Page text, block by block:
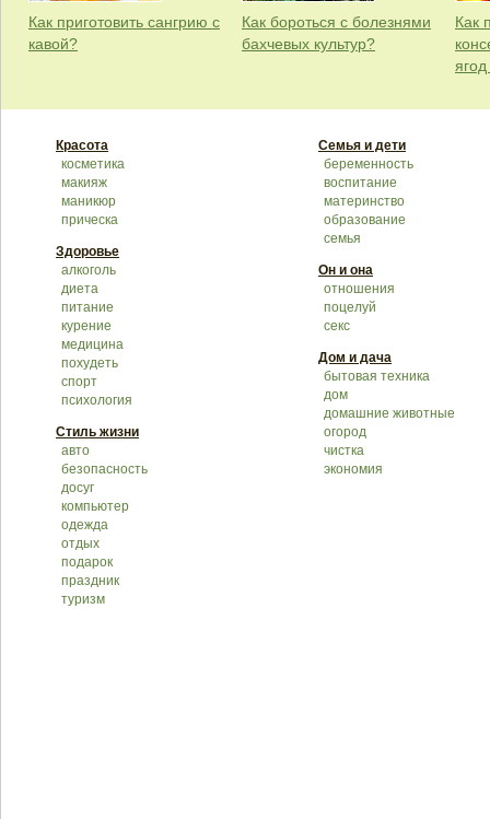
Как приготовить сангрию с
кавой?
Как бороться с болезнями
бахчевых культур?
Как
Красота
косметика
макияж
маникюр
прическа
Здоровье
алкоголь
диета
питание
курение
медицина
похудеть
спорт
психология
Стиль жизни
авто
безопасность
досуг
компьютер
одежда
отдых
подарок
праздник
туризм
Семья и дети
беременность
воспитание
материнство
образование
семья
Он и она
отношения
поцелуй
секс
Дом и дача
бытовая техника
дом
домашние животные
огород
чистка
экономия